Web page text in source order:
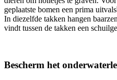
geplaatste bomen een prima
In diezelfde takken hangen
vindt tussen de takken een
Bescherm het